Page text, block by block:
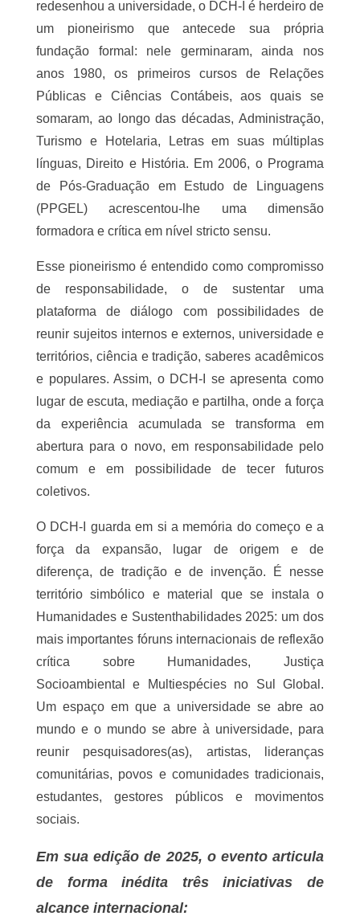
entre os dias 20 e 25 de outubro de 2025, no
Campus I da Universidade do Estado da Bahia
(UNEB), em Salvador.
Este encontro nasce no seio do Departamento de
Ciências Humanas I (DCH-I), o mais antigo e o
maior da UNEB em número de cursos de
graduação, pós-graduação e estudantes. Fundado
em 1998, no mesmo gesto institucional que
redesenhou a universidade, o DCH-I é herdeiro de
um pioneirismo que antecede sua própria
fundação formal: nele germinaram, ainda nos
anos 1980, os primeiros cursos de Relações
Públicas e Ciências Contábeis, aos quais se
somaram, ao longo das décadas, Administração,
línguas, Direito e História. Em 2006, o Programa
de Pós-Graduação em Estudo de Linguagens
(PPGEL) acrescentou-lhe uma dimensão
formadora e crítica em nível stricto sensu.
Esse pioneirismo é entendido como compromisso
de responsabilidade, o de sustentar uma
plataforma de diálogo com possibilidades de
reunir sujeitos internos e externos, universidade e
territórios, ciência e tradição, saberes acadêmicos
e populares. Assim, o DCH-I se apresenta como
lugar de escuta, mediação e partilha, onde a força
da experiência acumulada se transforma em
abertura para o novo, em responsabilidade pelo
coletivos.